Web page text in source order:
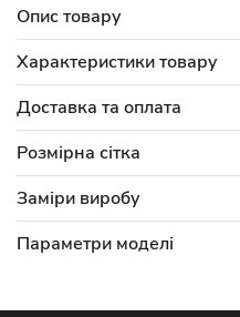
Опис товару
Характеристики товару
Доставка та оплата
Розмірна сітка
Заміри виробу
Параметри моделі